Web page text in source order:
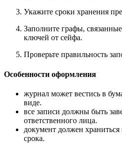
Укажите сроки хранения
Заполните графы,
ключей от сейфа.
Проверьте правильность
Особенности оформления
журнал может вестись в
виде.
все записи должны быть
ответственного лица.
документ должен
срока.